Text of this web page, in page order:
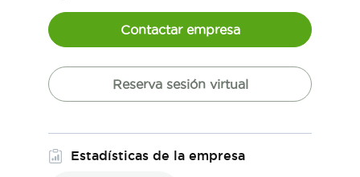
Contactar empresa
Reserva sesión virtual
Estadísticas de la empresa